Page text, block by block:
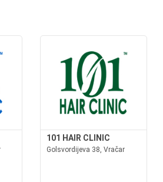
101 HAIR CLINIC
Golsvordijeva 38, Vračar